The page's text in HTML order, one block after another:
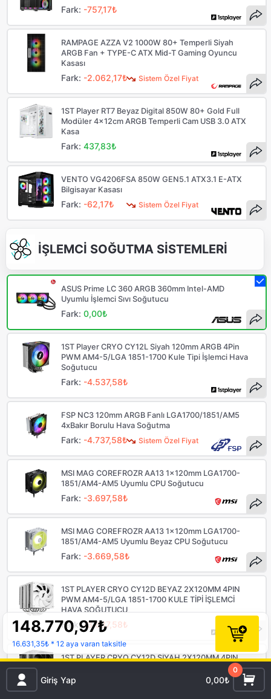
Giriş Yap 0,00₺
0
148.770,97₺
16.631,35₺* 12 aya varan taksitle
Fark: -757,17₺
Sistem Özel Fiyat
RAMPAGE AZZA V2 1000W 80+ Temperli Siyah
ARGB Fan + TYPE-C ATX Mid-T Gaming Oyuncu
Kasası
Fark: -2.062,17₺
1ST Player RT7 Beyaz Digital 850W 80+ Gold Full
Modüler 4x12cm ARGB Temperli Cam USB 3.0 ATX
Kasa
Fark:437,83₺
Sistem Özel Fiyat
VENTO VG4206FSA 850W GEN5.1 ATX3.1 E-ATX
Bilgisayar Kasası
Fark: -62,17₺
İŞLEMCİ SOĞUTMA SİSTEMLERİ
ASUS Prime LC 360 ARGB 360mm Intel-AMD
Uyumlu İşlemci Sıvı Soğutucu
Fark:0,00₺
1ST Player CRYO CY12L Siyah 120mm ARGB 4Pin
PWM AM4-5/LGA 1851-1700 Kule Tipi İşlemci Hava
Soğutucu
Fark: -4.537,58₺
Sistem Özel Fiyat
FSP NC3 120mm ARGB Fanlı LGA1700/1851/AM5
4xBakır Borulu Hava Soğutma
Fark: -4.737,58₺
MSI MAG COREFROZR AA13 1x120mm LGA1700-
1851/AM4-AM5 Uyumlu CPU Soğutucu
Fark: -3.697,58₺
MSI MAG COREFROZR AA13 1x120mm LGA1700-
1851/AM4-AM5 Uyumlu Beyaz CPU Soğutucu
Fark: -3.669,58₺
1ST PLAYER CRYO CY12D BEYAZ 2X120MM 4PIN
PWM AM4-5/LGA 1851-1700 KULE TİPİ İŞLEMCİ
HAVA SOĞUTUCU
Fark:-3.637,58₺
1ST PLAYER CRYO CY12D SİYAH 2X120MM 4PIN
PWM AM4-5/LGA 1851-1700 KULE TİPİ İŞLEMCİ
HAVA SOĞUTUCU